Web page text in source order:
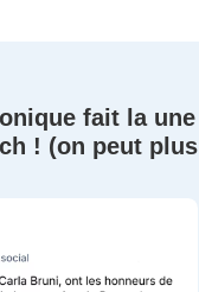
fait la une
! (on peut plus
PSEUDO